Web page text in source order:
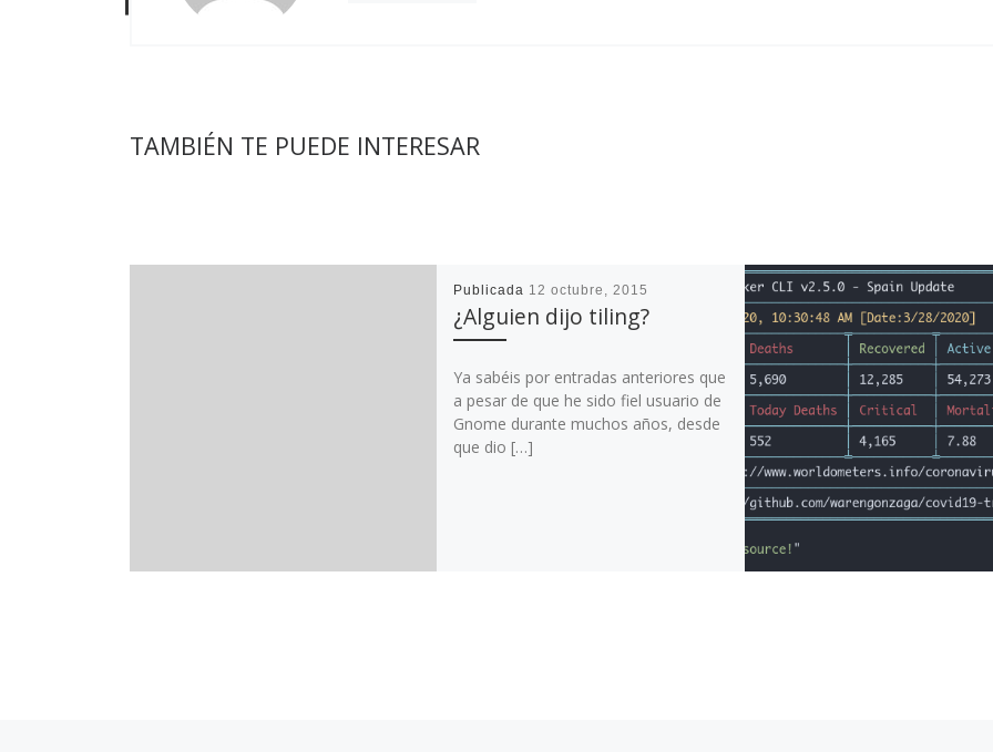
TAMBIÉN TE PUEDE INTERESAR
Publicada 12 octubre, 2015
¿Alguien dijo tiling?
Ya sabéis por entradas anteriores que
a pesar de que he sido fiel usuario de
Gnome durante muchos años, desde
que dio […]